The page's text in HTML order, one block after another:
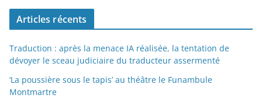
Articles récents
Traduction : après la menace IA réalisée, la tentation de
dévoyer le sceau judiciaire du traducteur assermenté
‘La poussière sous le tapis’ au théâtre le Funambule
Montmartre